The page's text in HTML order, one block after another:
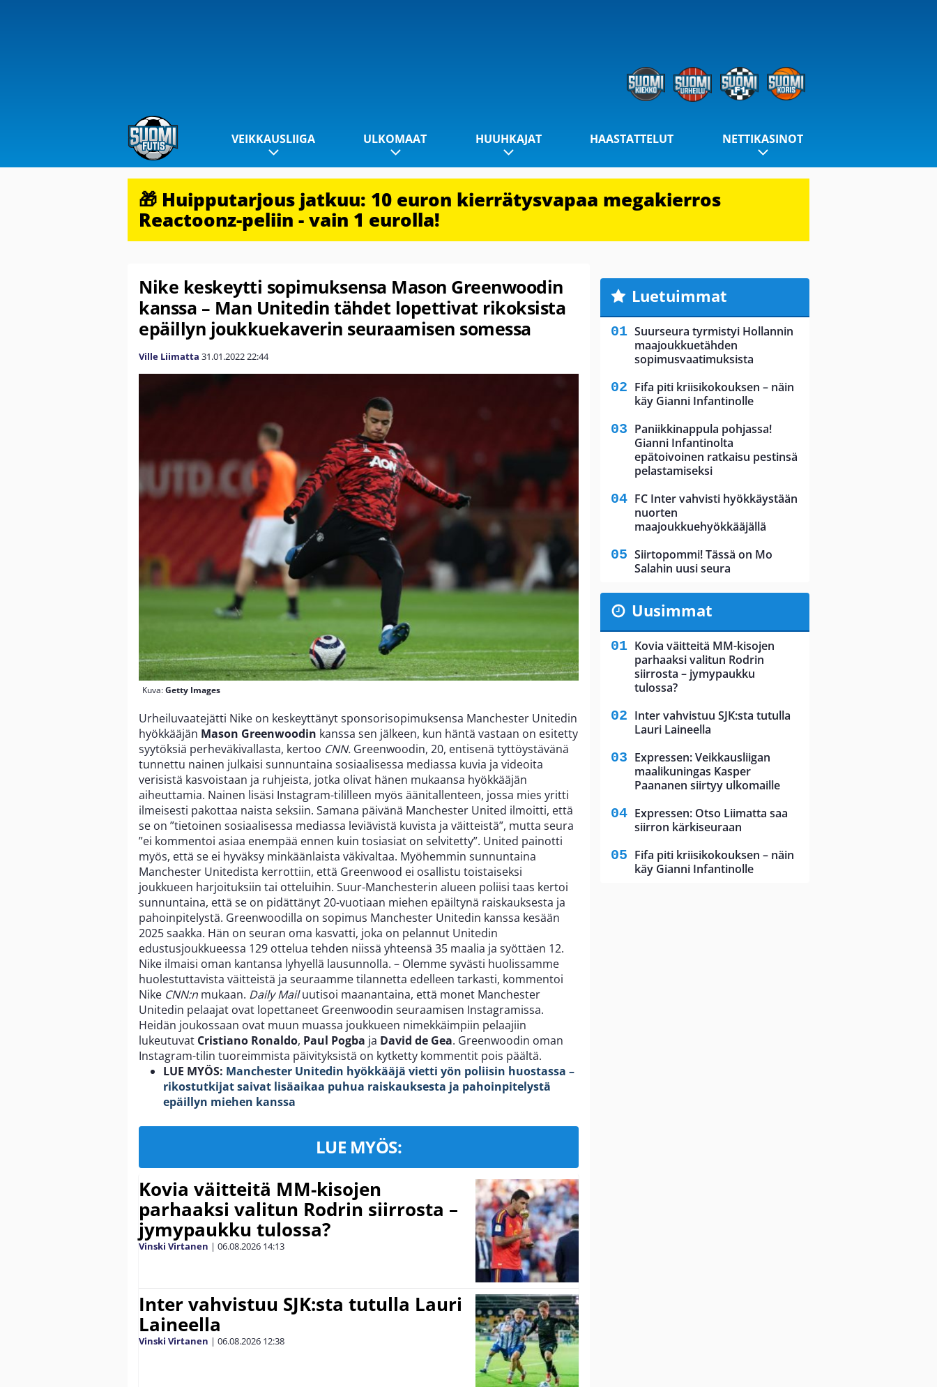
VEIKKAUSLIIGA ULKOMAAT HUUHKAJAT HAASTATTELUT NETTIKASINOT
🎁 Huipputarjous jatkuu: 10 euron kierrätysvapaa megakierros
Reactoonz-peliin - vain 1 eurolla!
Nike keskeytti sopimuksensa Mason Greenwoodin
kanssa – Man Unitedin tähdet lopettivat rikoksista
epäillyn joukkuekaverin seuraamisen somessa
Ville Liimatta 31.01.202222:44
Kuva:Getty Images
Urheiluvaatejätti Nike on keskeyttänyt sponsorisopimuksensa Manchester Unitedin
hyökkääjän Mason Greenwoodin kanssa sen jälkeen, kun häntä vastaan on esitetty
syytöksiä perheväkivallasta, kertoo CNN. Greenwoodin, 20, entisenä tyttöystävänä
tunnettu nainen julkaisi sunnuntaina sosiaalisessa mediassa kuvia ja videoita
verisistä kasvoistaan ja ruhjeista, jotka olivat hänen mukaansa hyökkääjän
aiheuttamia. Nainen lisäsi Instagram-tililleen myös äänitallenteen, jossa mies yritti
ilmeisesti pakottaa naista seksiin. Samana päivänä Manchester United ilmoitti, että
se on ”tietoinen sosiaalisessa mediassa leviävistä kuvista ja väitteistä”, mutta seura
”ei kommentoi asiaa enempää ennen kuin tosiasiat on selvitetty”. United painotti
myös, että se ei hyväksy minkäänlaista väkivaltaa. Myöhemmin sunnuntaina
Manchester Unitedista kerrottiin, että Greenwood ei osallistu toistaiseksi
joukkueen harjoituksiin tai otteluihin. Suur-Manchesterin alueen poliisi taas kertoi
sunnuntaina, että se on pidättänyt 20-vuotiaan miehen epäiltynä raiskauksesta ja
pahoinpitelystä. Greenwoodilla on sopimus Manchester Unitedin kanssa kesään
2025 saakka. Hän on seuran oma kasvatti, joka on pelannut Unitedin
edustusjoukkueessa 129 ottelua tehden niissä yhteensä 35 maalia ja syöttäen 12.
Nike ilmaisi oman kantansa lyhyellä lausunnolla. – Olemme syvästi huolissamme
huolestuttavista väitteistä ja seuraamme tilannetta edelleen tarkasti, kommentoi
Nike CNN:n mukaan. Daily Mailuutisoi maanantaina, että monet Manchester
Unitedin pelaajat ovat lopettaneet Greenwoodin seuraamisen Instagramissa.
Heidän joukossaan ovat muun muassa joukkueen nimekkäimpiin pelaajiin
lukeutuvat Cristiano Ronaldo, Paul Pogba ja David de Gea. Greenwoodin oman
Instagram-tilin tuoreimmista päivityksistä on kytketty kommentit pois päältä.
LUE MYÖS: Manchester Unitedin hyökkääjä vietti yön poliisin huostassa –
rikostutkijat saivat lisäaikaa puhua raiskauksesta ja pahoinpitelystä
epäillyn miehen kanssa
LUE MYÖS:
Kovia väitteitä MM-kisojen
parhaaksi valitun Rodrin siirrosta –
jymypaukku tulossa?
Vinski Virtanen | 06.08.2026 14:13
Inter vahvistuu SJK:sta tutulla Lauri
Laineella
Vinski Virtanen | 06.08.2026 12:38
Luetuimmat
Suurseura tyrmistyi Hollannin
maajoukkuetähden
sopimusvaatimuksista
Fifa piti kriisikokouksen – näin
käy Gianni Infantinolle
Paniikkinappula pohjassa!
Gianni Infantinolta
epätoivoinen ratkaisu pestinsä
pelastamiseksi
FC Inter vahvisti hyökkäystään
nuorten
maajoukkuehyökkääjällä
Siirtopommi! Tässä on Mo
Salahin uusi seura
Uusimmat
Kovia väitteitä MM-kisojen
parhaaksi valitun Rodrin
siirrosta – jymypaukku
tulossa?
Inter vahvistuu SJK:sta tutulla
Lauri Laineella
Expressen: Veikkausliigan
maalikuningas Kasper
Paananen siirtyy ulkomaille
Expressen: Otso Liimatta saa
siirron kärkiseuraan
Fifa piti kriisikokouksen – näin
käy Gianni Infantinolle